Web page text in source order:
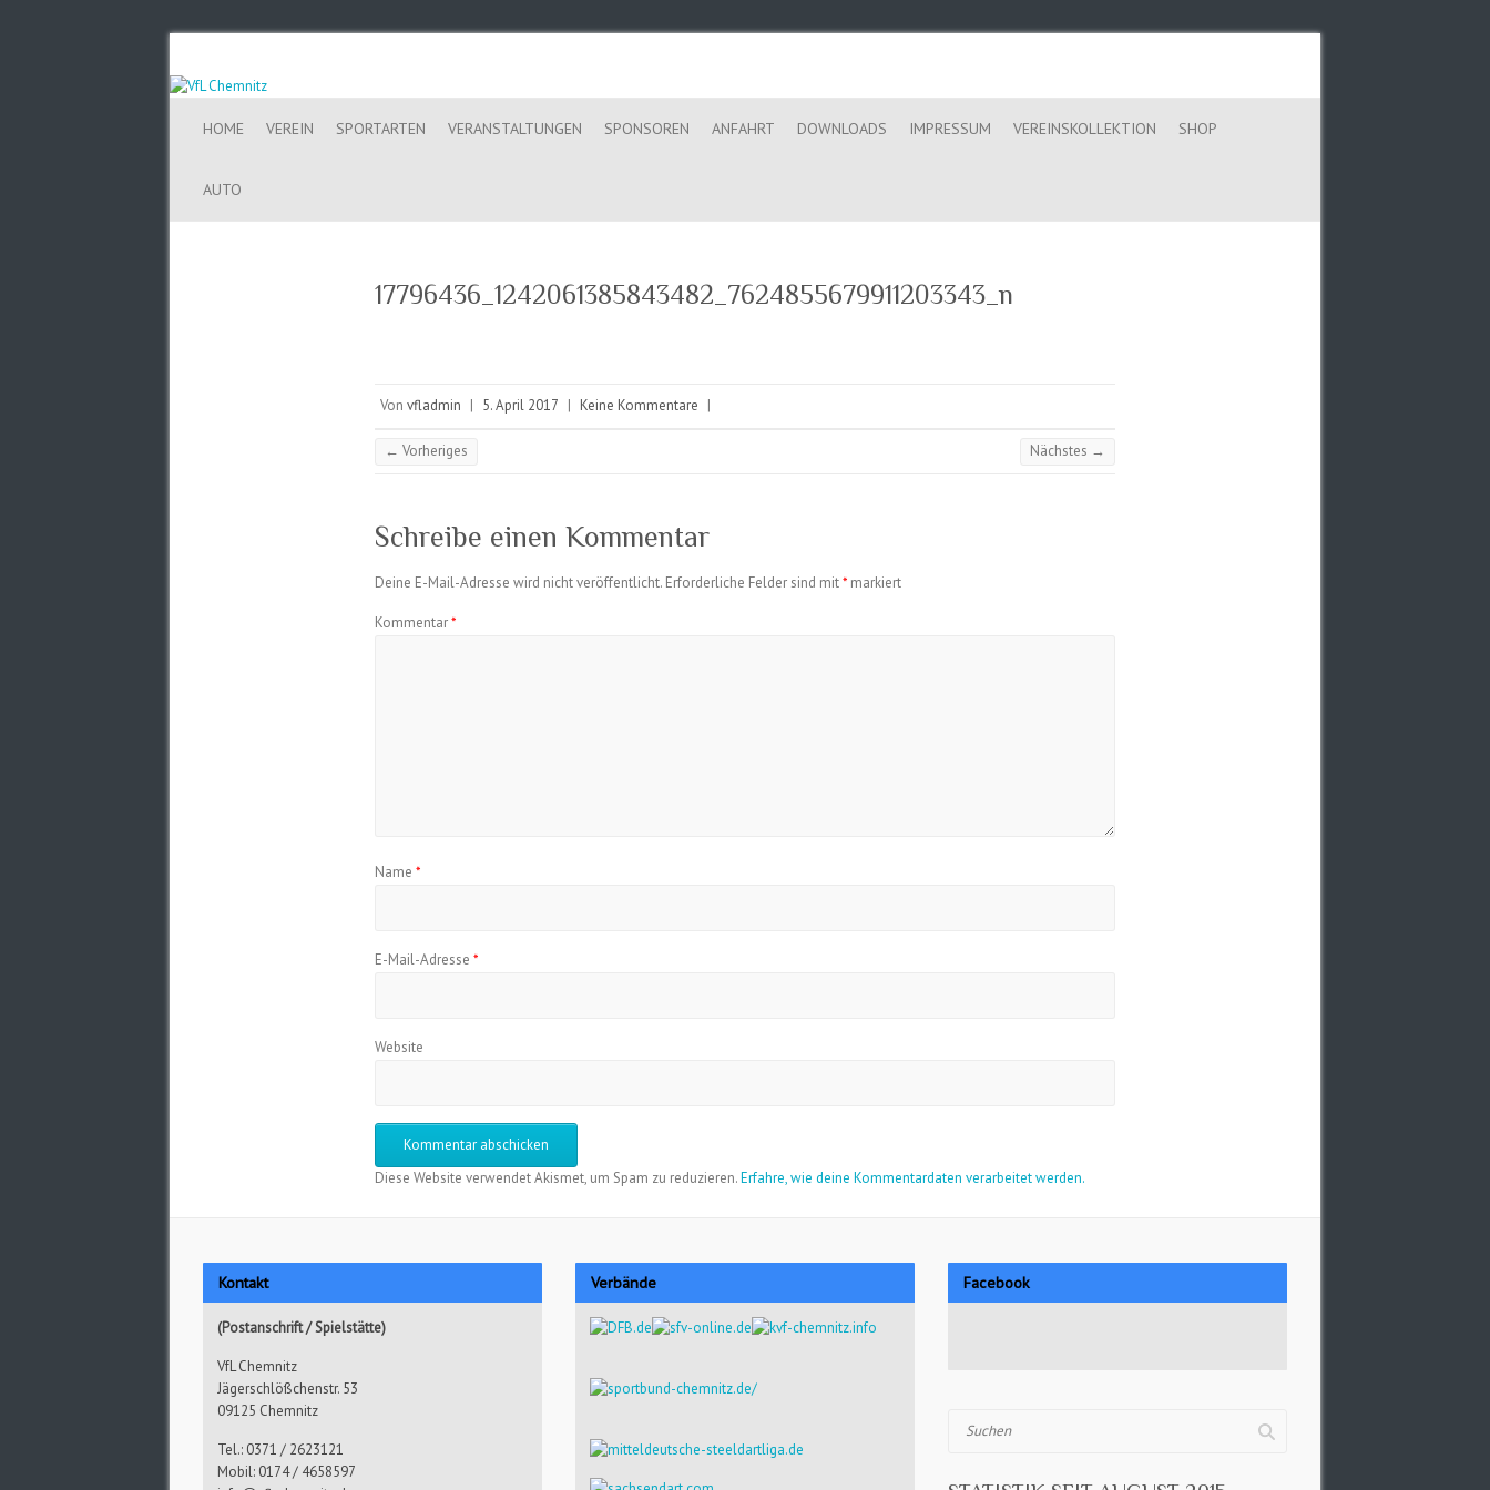
HOME VEREIN SPORTARTEN VERANSTALTUNGEN SPONSOREN ANFAHRT DOWNLOADS IMPRESSUM VEREINSKOLLEKTION SHOP
AUTO
17796436_1242061385843482_7624855679911203343_n
Von vfladmin | 5. April 2017 | Keine Kommentare |
← Vorheriges Nächstes →
Schreibe einen Kommentar
Deine E-Mail-Adresse wird nicht veröffentlicht. Erforderliche Felder sind mit* markiert
Kommentar*
Name *
E-Mail-Adresse *
Website
Diese Website verwendet Akismet, um Spam zu reduzieren.Erfahre, wie deine Kommentardaten verarbeitet werden.
Kontakt
(Postanschrift / Spielstätte)
VfL Chemnitz
Jägerschlößchenstr. 53
09125 Chemnitz
Tel.: 0371 / 2623121
Mobil: 0174 / 4658597
Verbände Facebook